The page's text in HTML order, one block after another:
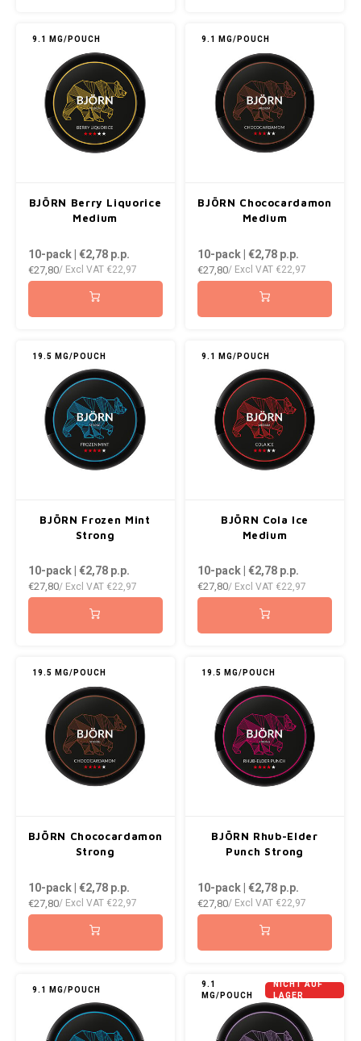
MYNT
PABLO EXCLUSIVE
PABLO GOLD
ROYAL WHITE
SWAG
9.1 MG/POUCH
BJÖRN Berry Liquorice
Medium
10-pack | €2,78p.p.
€27,80/ Excl VAT €22,97
9.1 MG/POUCH
BJÖRN Chococardamon
Medium
10-pack | €2,78p.p.
€27,80/ Excl VAT €22,97
19.5 MG/POUCH
BJÖRN Frozen Mint
Strong
10-pack | €2,78p.p.
€27,80/ Excl VAT €22,97
9.1 MG/POUCH
BJÖRN Cola Ice
Medium
10-pack | €2,78p.p.
€27,80/ Excl VAT €22,97
19.5 MG/POUCH
BJÖRN Chococardamon
Strong
10-pack | €2,78p.p.
€27,80/ Excl VAT €22,97
19.5 MG/POUCH
BJÖRN Rhub-Elder
Punch Strong
10-pack | €2,78p.p.
€27,80/ Excl VAT €22,97
9.1 MG/POUCH
9.1
MG/POUCH
NICHT AUF
LAGER